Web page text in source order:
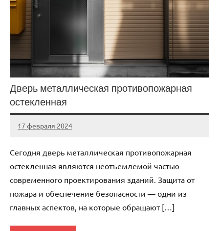
Дверь металлическая противопожарная
остекленная
17 февраля 2024
Avtor
Нет
Сегодня дверь металлическая противопожарная
остекленная являются неотъемлемой частью
современного проектирования зданий. Защита от
пожара и обеспечение безопасности — одни из
главных аспектов, на которые обращают […]